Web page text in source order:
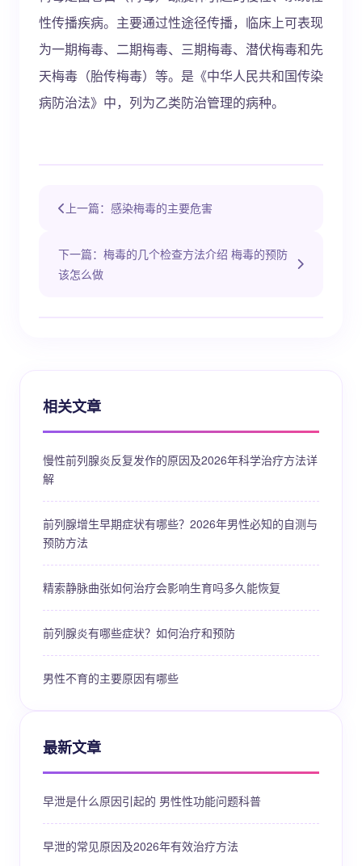
性传播疾病。主要通过性途径传播，临床上可表现
为一期梅毒、二期梅毒、三期梅毒、潜伏梅毒和先
天梅毒（胎传梅毒）等。是《中华人民共和国传染
病防治法》中，列为乙类防治管理的病种。
上一篇：感染梅毒的主要危害
下一篇：梅毒的几个检查方法介绍 梅毒的预防
该怎么做
相关文章
慢性前列腺炎反复发作的原因及2026年科学治疗方法详
解
前列腺增生早期症状有哪些？2026年男性必知的自测与
预防方法
精索静脉曲张如何治疗会影响生育吗多久能恢复
前列腺炎有哪些症状？如何治疗和预防
男性不育的主要原因有哪些
最新文章
早泄是什么原因引起的 男性性功能问题科普
早泄的常见原因及2026年有效治疗方法